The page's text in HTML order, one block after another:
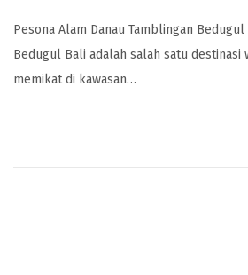
Pesona Alam Danau Tamblingan
Bedugul Bali adalah salah satu destinasi
memikat di kawasan…